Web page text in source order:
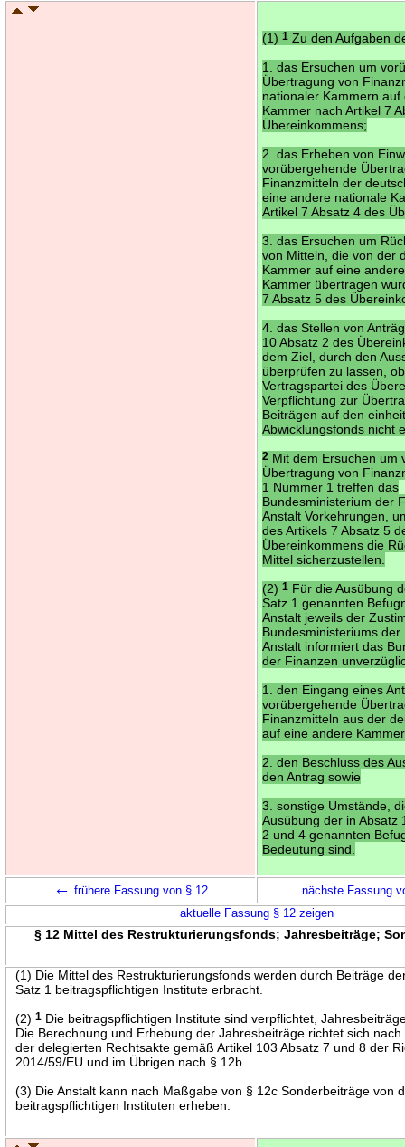
(1)1 Zu den Aufgaben
1. das Ersuchen um
Übertragung von
nationaler Kammern auf
Kammer nach Artikel 7
Übereinkommens;
2. das Erheben von
vorübergehende
Finanzmitteln der
eine andere nationale
Artikel 7 Absatz 4 des
3. das Ersuchen um
von Mitteln, die von der
Kammer auf eine
Kammer übertragen
7 Absatz 5 des
4. das Stellen von
10 Absatz 2 des
dem Ziel, durch den
überprüfen zu lassen,
Vertragspartei des
Verpflichtung zur
Beiträgen auf den
Abwicklungsfonds nicht
2 Mit dem Ersuchen um
Übertragung von
1 Nummer 1 treffen das
Bundesministerium der
Anstalt Vorkehrungen,
des Artikels 7 Absatz 5
Übereinkommens die
Mittel sicherzustellen.
(2)1 Für die Ausübung
Satz 1 genannten
Anstalt jeweils der
Bundesministeriums
Anstalt informiert das
der Finanzen
1. den Eingang eines
vorübergehende
Finanzmitteln aus der
auf eine andere
2. den Beschluss des
den Antrag sowie
3. sonstige Umstände,
Ausübung der in Absatz
2 und 4 genannten
Bedeutung sind.
← frühere Fassung von § 12
nächste Fassung
aktuelle Fassung § 12 zeigen
§ 12 Mittel des Restrukturierungsfonds; Jahresbeiträge;
(1) Die Mittel des Restrukturierungsfonds werden durch Beiträge
Satz 1 beitragspflichtigen Institute erbracht.
(2)1 Die beitragspflichtigen Institute sind verpflichtet,
Die Berechnung und Erhebung der Jahresbeiträge richtet sich
der delegierten Rechtsakte gemäß Artikel 103 Absatz 7 und 8 der
2014/59/EU und im Übrigen nach § 12b.
(3) Die Anstalt kann nach Maßgabe von § 12c Sonderbeiträge von
beitragspflichtigen Instituten erheben.